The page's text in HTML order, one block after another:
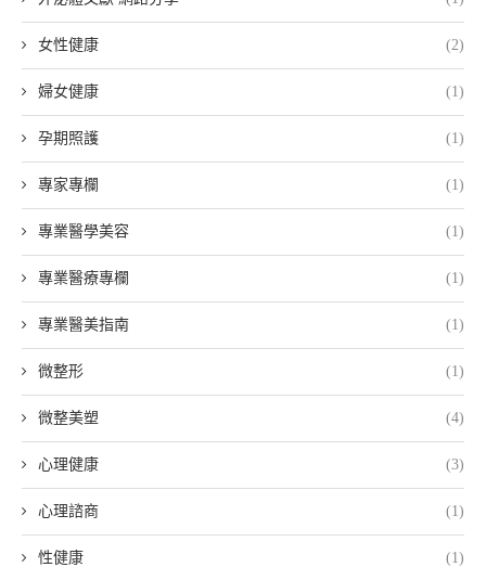
女性健康 (2)
婦女健康 (1)
孕期照護 (1)
專家專欄 (1)
專業醫學美容 (1)
專業醫療專欄 (1)
專業醫美指南 (1)
微整形 (1)
微整美塑 (4)
心理健康 (3)
心理諮商 (1)
性健康 (1)